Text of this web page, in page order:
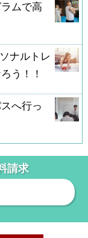
ムで高
ナルトレ
う！！
へ行っ
請求